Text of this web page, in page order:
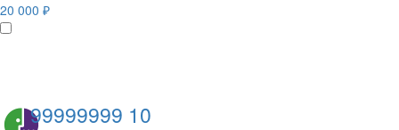
20 000 ₽
99999999 10